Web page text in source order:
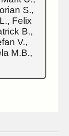
S.,
Felix
B.,
V.,
M.B.,